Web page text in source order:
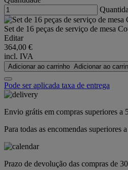
Set de 16 peças de serviço de mesa
Editar
364,00 €
incl. IVA
Adicionar ao carrinho Adicionar ao
Pode ser aplicada taxa de entrega
Envio grátis em compras superiores a
Para todas as encomendas superiores
Prazo de devolução das compras de